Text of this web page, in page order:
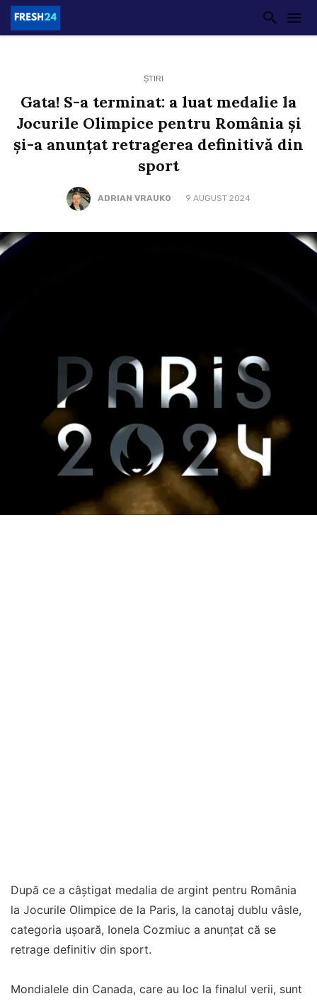
ȘTIRI
Gata! S-a terminat: a luat medalie la
Jocurile Olimpice pentru România și
și-a anunțat retragerea definitivă din
sport
ADRIAN VRAUKO 9 AUGUST 2024
După ce a câștigat medalia de argint pentru România
la Jocurile Olimpice de la Paris, la canotaj dublu vâsle,
categoria ușoară, Ionela Cozmiuc a anunțat că se
retrage definitiv din sport.
Mondialele din Canada, care au loc la finalul verii, sunt